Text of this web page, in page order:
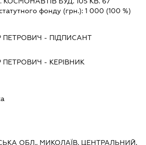
фонду (грн.): 1 000 (100 %)
- ПІДПИСАНТ
- КЕРІВНИК
ОБЛ., МИКОЛАЇВ, ЦЕНТРАЛЬНИЙ,